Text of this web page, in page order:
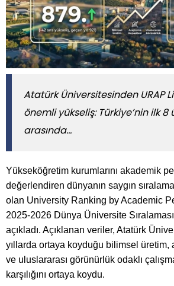
Atatürk Üniversitesinden URAP
önemli yükseliş: Türkiye’nin ilk 8
arasında...
Yükseköğretim kurumlarını akademik
değerlendiren dünyanın saygın
olan University Ranking by Academic
2025-2026 Dünya Üniversite Sıralaması
açıkladı. Açıklanan veriler, Atatürk
yıllarda ortaya koyduğu bilimsel üretim,
ve uluslararası görünürlük odaklı
karşılığını ortaya koydu.